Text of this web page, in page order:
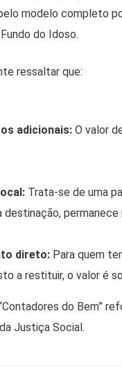
modelo completo
do Idoso.
ressaltar que:
adicionais: O valor
Trata-se de uma
destinação,
direto: Para quem
a restituir, o valor é
do Bem”
Justiça Social.